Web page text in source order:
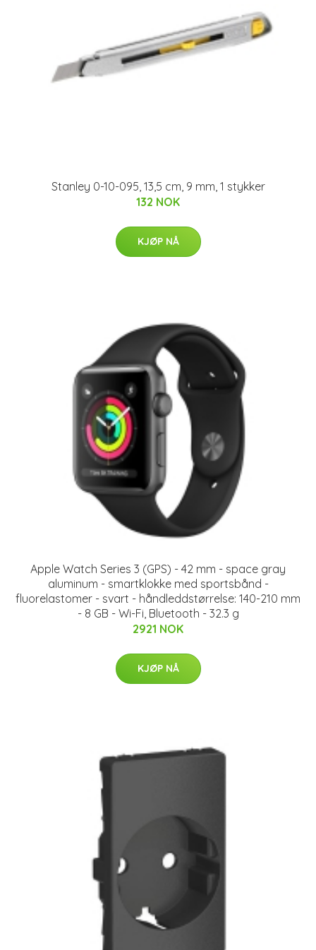
Stanley 0-10-095, 13,5 cm, 9 mm, 1 stykker
132 NOK
KJØP NÅ
Apple Watch Series 3 (GPS) - 42 mm - space gray
aluminum - smartklokke med sportsbånd -
fluorelastomer - svart - håndleddstørrelse: 140-210 mm
- 8 GB - Wi-Fi, Bluetooth - 32.3 g
2921 NOK
KJØP NÅ